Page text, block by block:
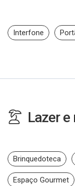
Interfone
Lazer
Brinquedoteca
Espaço Gourmet